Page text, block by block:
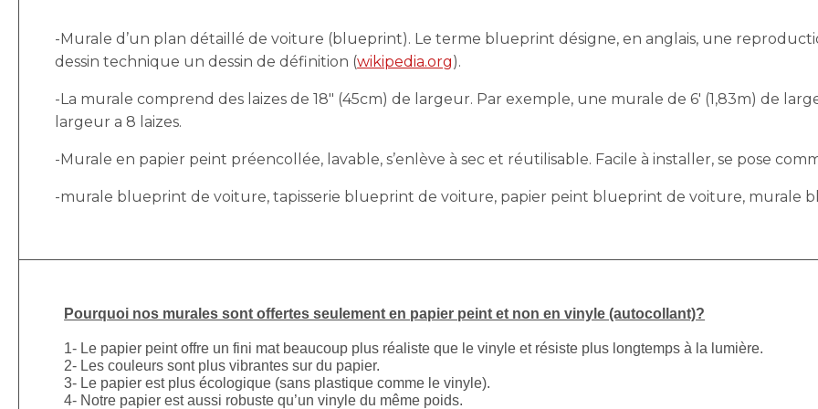
-Murale d’un plan détaillé de voiture (blueprint). Le terme blueprint désigne, en anglais, une
dessin technique un dessin de définition (wikipedia.org).
-La murale comprend des laizes de 18″ (45cm) de largeur. Par exemple, une murale de 6′ (1,83m) de
largeur a 8 laizes.
-Murale en papier peint préencollée, lavable, s’enlève à sec et réutilisable. Facile à installer, se pose
-murale blueprint de voiture, tapisserie blueprint de voiture, papier peint blueprint de voiture, murale
Pourquoi nos murales sont offertes seulement en papier peint et non en vinyle (autocollant)?
1- Le papier peint offre un fini mat beaucoup plus réaliste que le vinyle et résiste plus longtemps à la lumière.
2- Les couleurs sont plus vibrantes sur du papier.
3- Le papier est plus écologique (sans plastique comme le vinyle).
4- Notre papier est aussi robuste qu’un vinyle du même poids.